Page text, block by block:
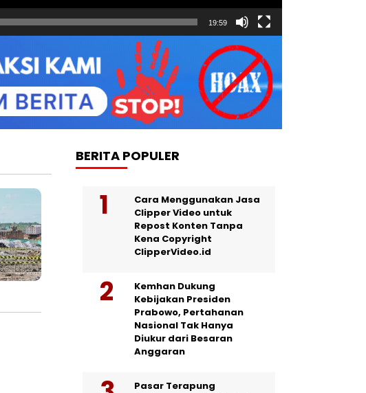
19:59
BERITA POPULER
Cara Menggunakan Jasa
Clipper Video untuk
Repost Konten Tanpa
Kena Copyright
ClipperVideo.id
Kemhan Dukung
Kebijakan Presiden
Prabowo, Pertahanan
Nasional Tak Hanya
Diukur dari Besaran
Anggaran
Pasar Terapung